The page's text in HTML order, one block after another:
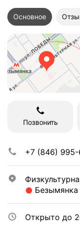
Основное
Позвонить
+7 (846)
Метро
Безымянка
Открыто до